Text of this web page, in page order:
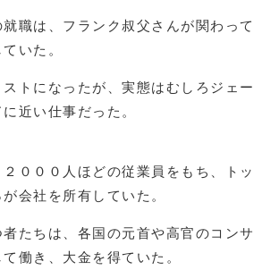
就職は、フランク叔父さんが関わって
いた。
トになったが、実態はむしろジェー
近い仕事だった。
２０００人ほどの従業員をもち、トッ
会社を所有していた。
者たちは、各国の元首や高官のコンサ
働き、大金を得ていた。